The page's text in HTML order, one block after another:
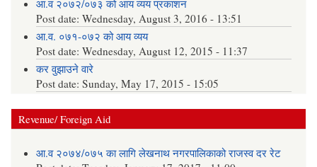
आ.व २०७२/०७३ को आय व्यय प्रकाशन
Post date:Wednesday, August 3, 2016 - 13:51
आ.व. ०७१-०७२ को आय व्यय
Post date:Wednesday, August 12, 2015 - 11:37
कर वुझाउने वारे
Post date:Sunday, May 17, 2015 - 15:05
Revenue/ Foreign Aid
आ.व २०७४/०७५ का लागि लेखनाथ नगरपालिकाको राजस्व दर रेट